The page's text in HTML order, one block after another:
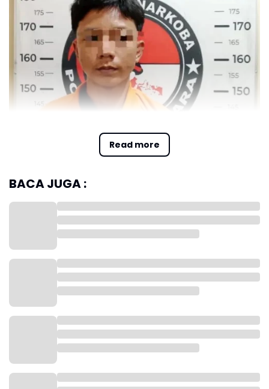
Read more
Berdasarkan informasi yang dihimpun dari warga,
penangkapan ADH kemudian berlanjut dengan
penggerebekan di Dusun VII, Desa Petatal,
Kecamatan Datuk Tanah Datar.
Lokasi tersebut disebut sebagai tempat tinggal
seorang pria berinisial P yang diduga merupakan
pemasok barang haram tersebut sekaligus paman
dari tersangka.
Seorang warga setempat menyebutkan, petugas
kepolisian datang bersama kepala dusun pada
Minggu, 17 Mei 2026 sekitar pukul 04.00 WIB untuk
BACA JUGA :